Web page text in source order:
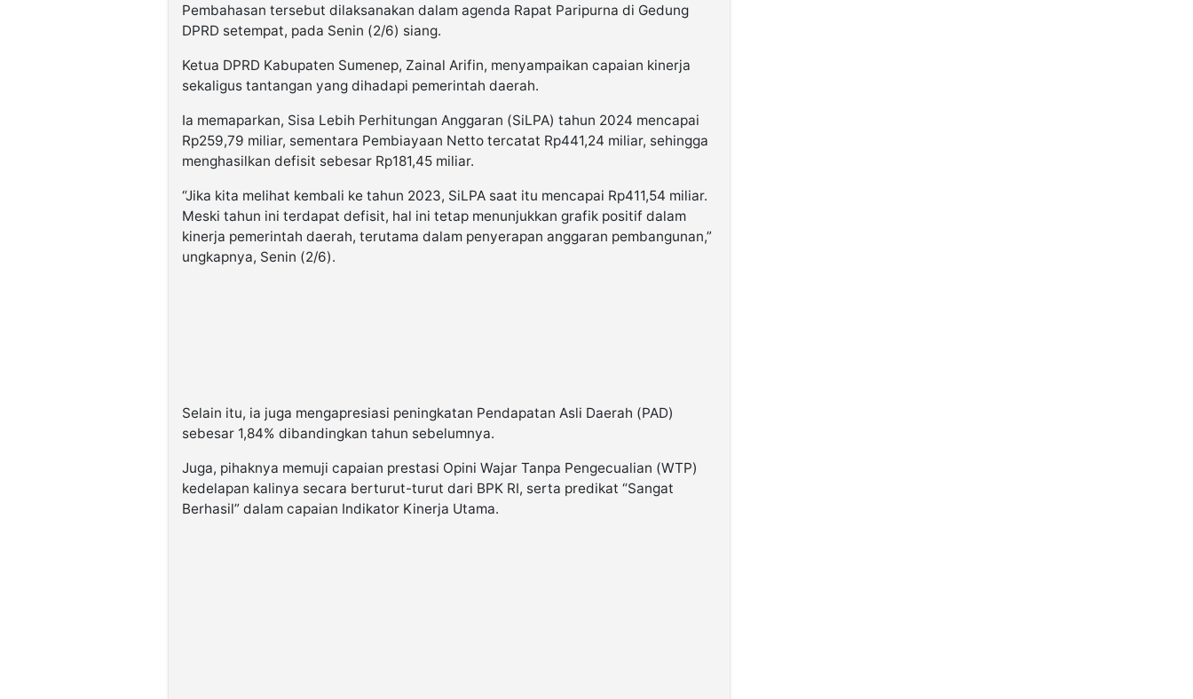
Pembahasan tersebut dilaksanakan dalam agenda Rapat Paripurna di Gedung
DPRD setempat, pada Senin (2/6) siang.
Ketua DPRD Kabupaten Sumenep, Zainal Arifin, menyampaikan capaian kinerja
sekaligus tantangan yang dihadapi pemerintah daerah.
Ia memaparkan, Sisa Lebih Perhitungan Anggaran (SiLPA) tahun 2024 mencapai
Rp259,79 miliar, sementara Pembiayaan Netto tercatat Rp441,24 miliar, sehingga
menghasilkan defisit sebesar Rp181,45 miliar.
“Jika kita melihat kembali ke tahun 2023, SiLPA saat itu mencapai Rp411,54 miliar.
Meski tahun ini terdapat defisit, hal ini tetap menunjukkan grafik positif dalam
kinerja pemerintah daerah, terutama dalam penyerapan anggaran pembangunan,”
ungkapnya, Senin (2/6).
Selain itu, ia juga mengapresiasi peningkatan Pendapatan Asli Daerah (PAD)
sebesar 1,84% dibandingkan tahun sebelumnya.
Juga, pihaknya memuji capaian prestasi Opini Wajar Tanpa Pengecualian (WTP)
kedelapan kalinya secara berturut-turut dari BPK RI, serta predikat “Sangat
Berhasil” dalam capaian Indikator Kinerja Utama.